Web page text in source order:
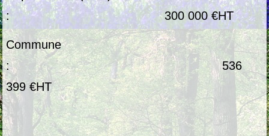
: 300 000 €HT
Commune
: 536
399 €HT